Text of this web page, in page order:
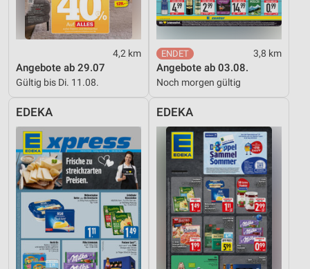
4,2 km
Angebote ab 29.07
Gültig bis Di. 11.08.
3,8 km
Angebote ab 03.08.
Noch morgen gültig
EDEKA EDEKA